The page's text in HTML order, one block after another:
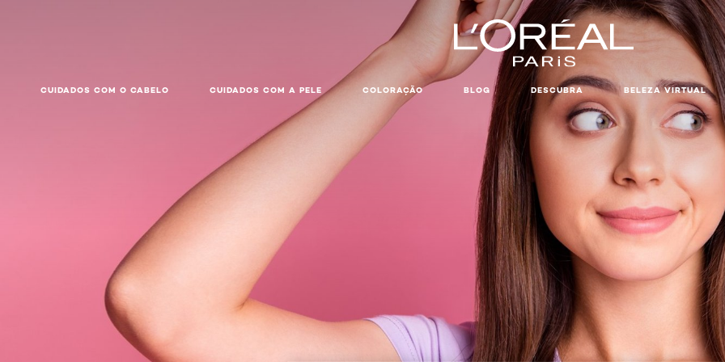
CUIDADOS COM O CABELO CUIDADOS COM A PELE COLORAÇÃO BLOG DESCUBRA BELEZA VIRTUAL